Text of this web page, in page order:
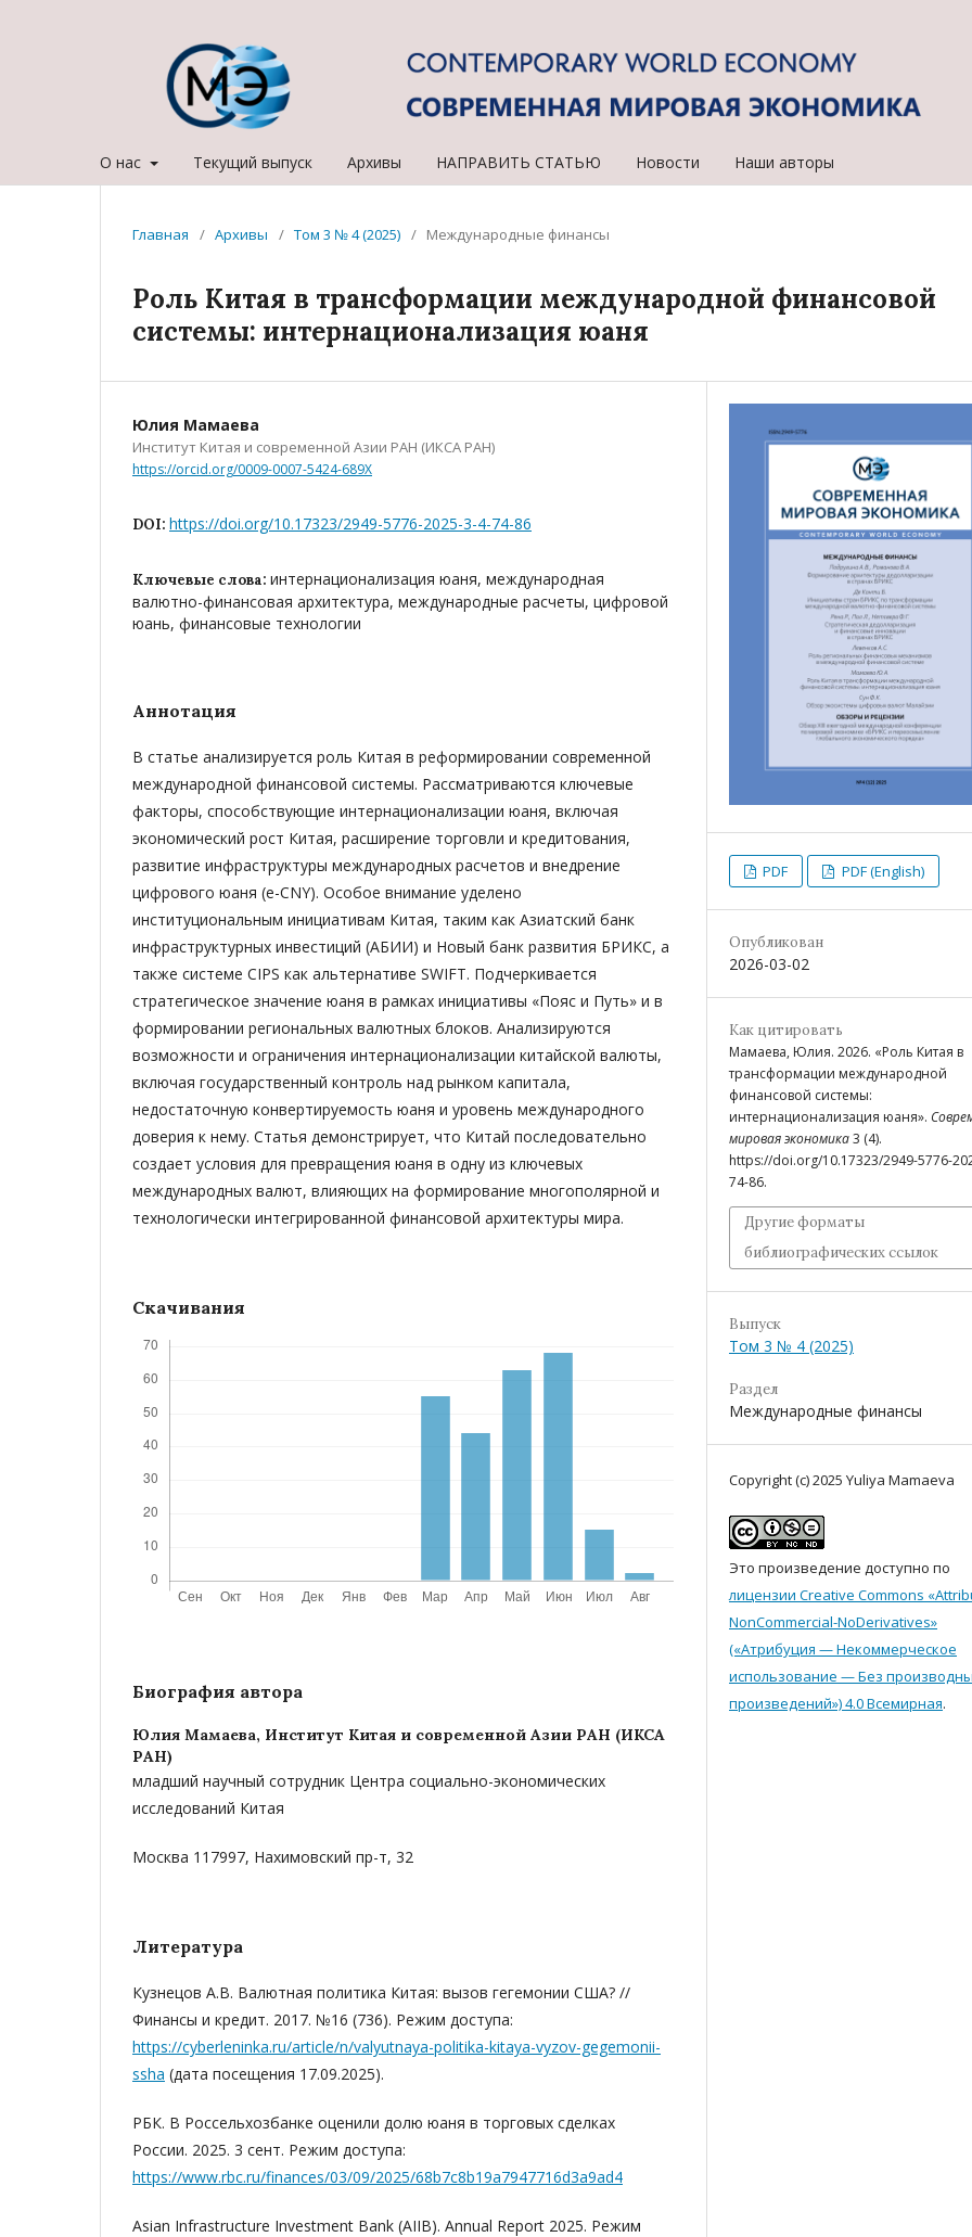
О нас Текущий выпуск Архивы НАПРАВИТЬ СТАТЬЮ Новости Наши авторы
Главная / Архивы / Том 3 № 4 (2025) / Международные финансы
Роль Китая в трансформации международной финансовой
системы: интернационализация юаня
Юлия Мамаева
Институт Китая и современной Азии РАН (ИКСА РАН)
https://orcid.org/0009-0007-5424-689X
DOI: https://doi.org/10.17323/2949-5776-2025-3-4-74-86
Ключевые слова: интернационализация юаня, международная
валютно-финансовая архитектура, международные расчеты, цифровой
юань, финансовые технологии
Аннотация
В статье анализируется роль Китая в реформировании современной
международной финансовой системы. Рассматриваются ключевые
факторы, способствующие интернационализации юаня, включая
экономический рост Китая, расширение торговли и кредитования,
развитие инфраструктуры международных расчетов и внедрение
цифрового юаня (e-CNY). Особое внимание уделено
институциональным инициативам Китая, таким как Азиатский банк
инфраструктурных инвестиций (АБИИ) и Новый банк развития БРИКС, а
также системе CIPS как альтернативе SWIFT. Подчеркивается
стратегическое значение юаня в рамках инициативы «Пояс и Путь» и в
формировании региональных валютных блоков. Анализируются
возможности и ограничения интернационализации китайской валюты,
включая государственный контроль над рынком капитала,
недостаточную конвертируемость юаня и уровень международного
доверия к нему. Статья демонстрирует, что Китай последовательно
создает условия для превращения юаня в одну из ключевых
международных валют, влияющих на формирование многополярной и
технологически интегрированной финансовой архитектуры мира.
Скачивания
Биография автора
Юлия Мамаева, Институт Китая и современной Азии РАН (ИКСА
РАН)
младший научный сотрудник Центра социально-экономических
исследований Китая
Москва 117997, Нахимовский пр-т, 32
Литература
Кузнецов А.В. Валютная политика Китая: вызов гегемонии США? //
Финансы и кредит. 2017. №16 (736). Режим доступа:
https://cyberleninka.ru/article/n/valyutnaya-politika-kitaya-vyzov-gegemonii-
ssha (дата посещения 17.09.2025).
РБК. В Россельхозбанке оценили долю юаня в торговых сделках
России. 2025. 3 сент. Режим доступа:
https://www.rbc.ru/finances/03/09/2025/68b7c8b19a7947716d3a9ad4
Asian Infrastructure Investment Bank (AIIB). Annual Report 2025. Режим
PDF PDF (English)
Опубликован
2026-03-02
Как цитировать
Мамаева, Юлия. 2026. «Роль Китая в
трансформации международной
финансовой системы:
интернационализация юаня».
мировая экономика3 (4).
https://doi.org/10.17323/2949-5776-
74-86.
Другие форматы
библиографических ссылок
Выпуск
Том 3 № 4 (2025)
Раздел
Международные финансы
Copyright (c) 2025 Yuliya Mamaeva
Это произведение доступно по
лицензии Creative Commons
NonCommercial-NoDerivatives»
(«Атрибуция — Некоммерческое
использование — Без
произведений») 4.0 Всемирная.